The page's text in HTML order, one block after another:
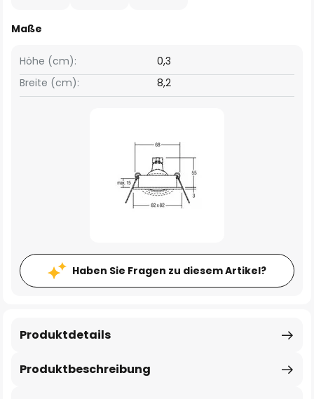
Maße
Breite (cm): 8,2
Höhe (cm): 0,3
Haben Sie Fragen zu diesem Artikel?
Produktbeschreibung
Produktdetails